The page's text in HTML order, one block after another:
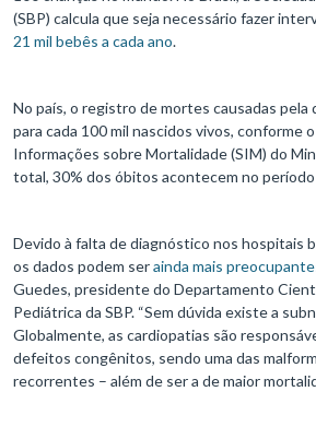
(SBP) calcula que seja necessário fazer
21 mil bebês a cada ano.
No país, o registro de mortes causadas pela
para cada 100 mil nascidos vivos, conforme
Informações sobre Mortalidade (SIM) do
total, 30% dos óbitos acontecem no
Devido à falta de diagnóstico nos hospitais
os dados podem serainda mais
Guedes, presidente do Departamento
Pediátrica da SBP. “Sem dúvida existe a
Globalmente, as cardiopatias são
defeitos congênitos, sendo uma das
recorrentes – além de ser a de maior